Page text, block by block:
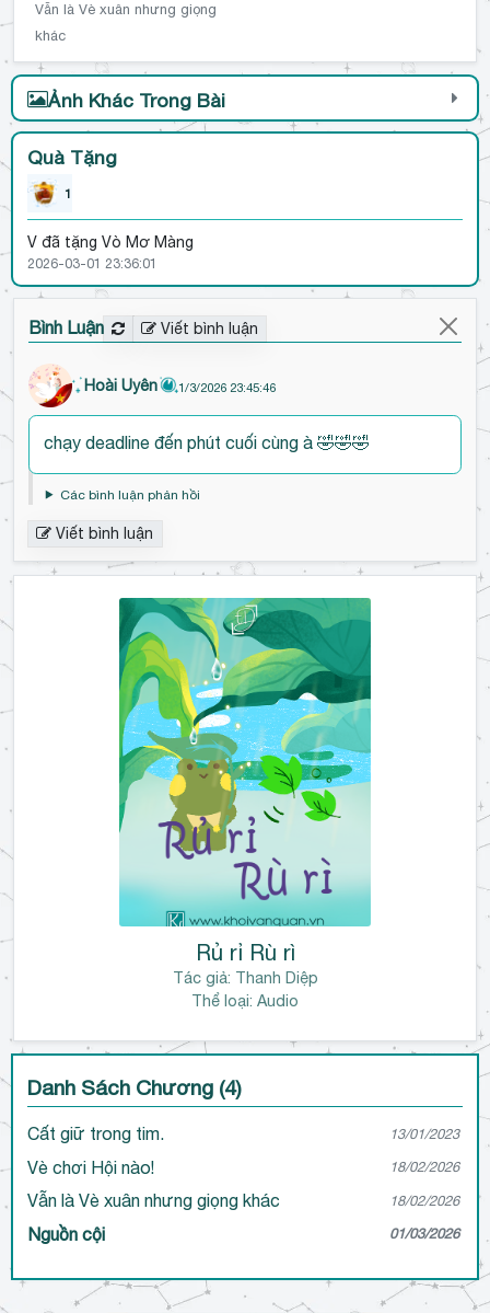
Vẫn là Vè xuân nhưng giọng
khác
Ảnh Khác Trong Bài
Quà Tặng
1
V đã tặng Vò Mơ Màng
2026-03-01 23:36:01
Bình Luận Viết bình luận
Đ
đ
ầ
u
Hoài Uyên 1/3/2026 23:45:46
chạy deadline đến phút cuối cùng à 🤣🤣🤣
Các bình luận phản hồi
Viết bình luận
Rủ rỉ Rù rì
Tác giả: Thanh Diệp
Thể loại: Audio
Danh Sách Chương (4)
Cất giữ trong tim. 13/01/2023
Vè chơi Hội nào! 18/02/2026
Vẫn là Vè xuân nhưng giọng khác 18/02/2026
Nguồn cội 01/03/2026